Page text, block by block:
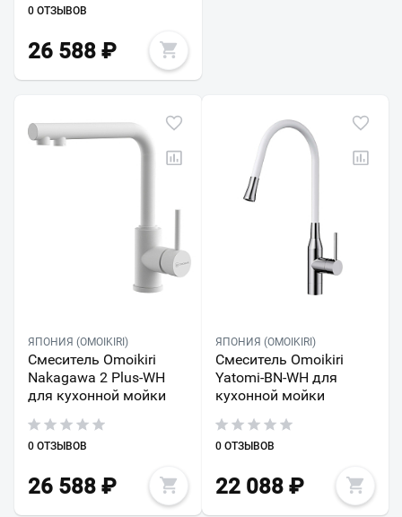
0 ОТЗЫВОВ
26 588 ₽
ЯПОНИЯ (OMOIKIRI)
Смеситель Omoikiri
Nakagawa 2 Plus-WH
для кухонной мойки
0 ОТЗЫВОВ
26 588 ₽
ЯПОНИЯ (OMOIKIRI)
Смеситель Omoikiri
Yatomi-BN-WH для
кухонной мойки
0 ОТЗЫВОВ
22 088₽